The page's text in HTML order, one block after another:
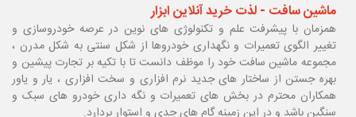
ماشین سافت - لذت خرید آنلاین ابزار
همزمان با پیشرفت علم و تکنولوژی های نوین در عرصه خودروسازی و
تغییر الگوی تعمیرات و نگهداری خودروها از شکل سنتی به شکل مدرن ،
مجموعه ماشین سافت خود را موظف دانست تا با تکیه بر تجارت پیشین و
بهره جستن از ساختار های جدید نرم افزاری و سخت افزاری ، یار و یاور
همکاران محترم در بخش های تعمیرات و نگه داری خودرو های سبک و
سنگین باشد و در این زمینه گام های جدی و استوار بردارد.